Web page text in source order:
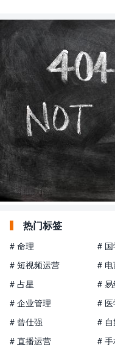
热门标签
# 命理 #
# 短视频运营
#
# 占星
#
# 企业管理
#
# 曾仕强
#
# 直播运营
# 手